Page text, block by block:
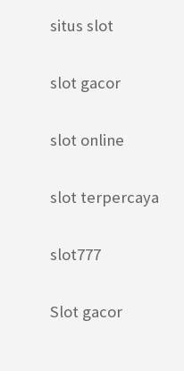
situs slot
slot gacor
slot online
slot terpercaya
slot777
Slot gacor